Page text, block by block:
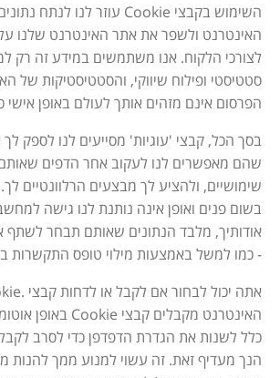
השימוש בקבצי Cookie עוזר לנו לנתח
האינטרנט ולשפר את אתר האינטרנט שלנו
לצורכי הלקוח. אנו משתמשים במידע זה רק
סטטיסטי ופילוח שיווקי, והסטטיסטיקות של
הפרסום אינם מזהים אותך לעולם באופן
בסך הכל, קבצי 'עוגיות' מסייעים לנו לספק
שהם מאפשרים לנו לעקוב אחר הדפים
שימושיים, ולהציע לך מבצעים הרלוונטיים
בשום פנים ואופן אינה נותנת לנו גישה
אודותיך, מלבד הנתונים שאותם תבחר לשתף
- כמו למשל באמצעות מילוי טופס התקשרות
אתה יכול לבחור אם לקבל או לדחות קבצי
האינטרנט מקבלים קבצי Cookie באופן
כלל לשנות את הגדרת הדפדפן כדי לסרב
הנך מעדיף זאת. זה עשוי למנוע ממך להנות